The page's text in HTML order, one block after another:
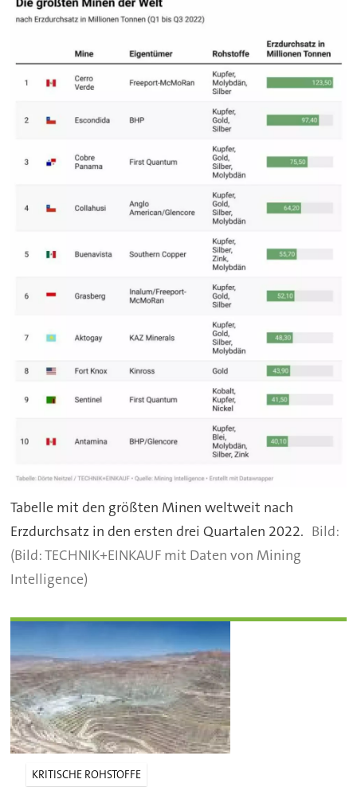
Tabelle mit den größten Minen weltweit nach
Erzdurchsatz in den ersten drei Quartalen 2022.
(Bild: TECHNIK+EINKAUF mit Daten von Mining
Intelligence)
KRITISCHE ROHSTOFFE